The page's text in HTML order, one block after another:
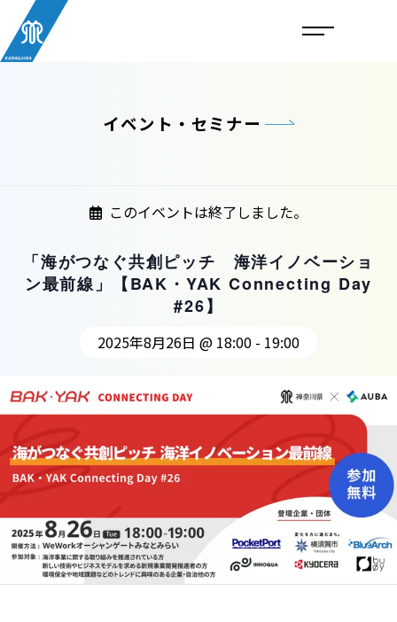
イベント・セミナー
このイベントは終了しました。
「海がつなぐ共創ピッチ 海洋イノベーショ
ン最前線」【BAK・YAK Connecting Day
#26】
2025年8月26日 @ 18:00 - 19:00